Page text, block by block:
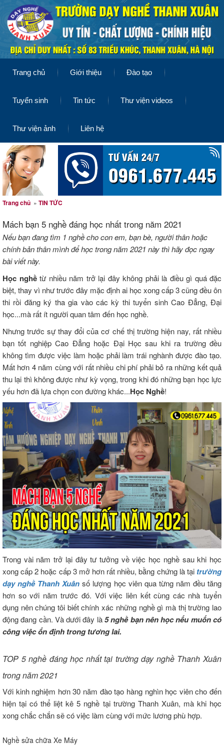
Trang chủ Giới thiệu Đào tạo
Tuyển sinh Tin tức Thư viện videos
Thư viện ảnh Liên hệ
Trang chủ » TIN TỨC
Mách bạn 5 nghề đáng học nhất trong năm 2021
Nếu bạn đang tìm 1 nghề cho con em, bạn bè, người thân hoặc
chính bản thân mình để học trong năm 2021 này thì hãy đọc ngay
bài viết này.
Học nghềtừ nhiều năm trở lại đây không phải là điều gì quá đặc
biệt, thay vì như trước đây mặc định ai học xong cấp 3 cũng đều ôn
thi rồi đăng ký tha gia vào các kỳ thi tuyển sinh Cao Đẳng, Đại
học...mà rất ít người quan tâm đến học nghề.
Nhưng trước sự thay đổi của cơ chế thị trường hiện nay, rất nhiều
bạn tốt nghiệp Cao Đẳng hoặc Đại Học sau khi ra trường đều
không tìm được việc làm hoặc phải làm trái nghành được đào tạo.
Mất hơn 4 năm cùng với rất nhiều chi phí phải bỏ ra những kết quả
thu lại thì không được như kỳ vọng, trong khi đó những bạn học lực
yếu hơn đã lựa chọn con đường khác...Học Nghề!
Trong vài năm trở lại đây tư tưởng về việc học nghề sau khi học
xong cấp 2 hoặc cấp 3 mở hơn rất nhiều, bằng chứng là tại trường
dạy nghề Thanh Xuân số lượng học viên qua từng năm đều tăng
hơn so với năm trước đó. Với việc liên kết cùng các nhà tuyển
dụng nên chúng tôi biết chính xác những nghề gì mà thị trường lao
động đang cần. Và dưới đây là5 nghề bạn nên học nếu muốn có
công việc ổn định trong tương lai.
TOP 5 nghề đáng học nhất tại trường dạy nghề Thanh Xuân
trong năm 2021
Với kinh nghiệm hơn 30 năm đào tạo hàng nghìn học viên cho đến
hiện tại có thể liệt kê 5 nghề tại trường Thanh Xuân, mà khi học
xong chắc chắn sẽ có việc làm cùng với mức lương phù hợp.
Nghề sửa chữa Xe Máy